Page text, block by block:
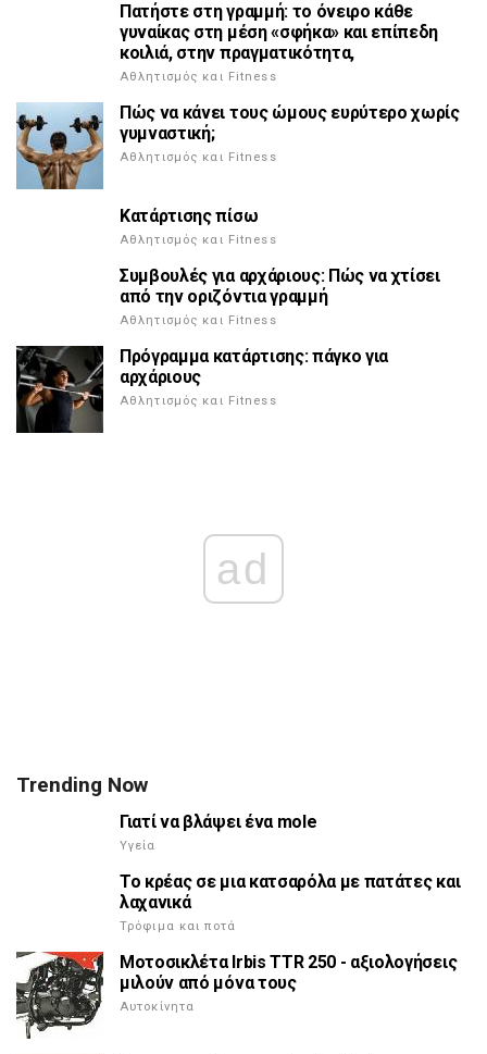
Πατήστε στη γραμμή: το όνειρο κάθε
γυναίκας στη μέση «σφήκα» και επίπεδη
κοιλιά, στην πραγματικότητα,
Αθλητισμός και Fitness
Πώς να κάνει τους ώμους ευρύτερο χωρίς
γυμναστική;
Αθλητισμός και Fitness
Κατάρτισης πίσω
Αθλητισμός και Fitness
Συμβουλές για αρχάριους: Πώς να χτίσει
από την οριζόντια γραμμή
Αθλητισμός και Fitness
Πρόγραμμα κατάρτισης: πάγκο για
αρχάριους
Αθλητισμός και Fitness
ad
Trending Now
Γιατί να βλάψει ένα mole
Υγεία
Το κρέας σε μια κατσαρόλα με πατάτες και
λαχανικά
Τρόφιμα και ποτά
Μοτοσικλέτα Irbis TTR 250 - αξιολογήσεις
μιλούν από μόνα τους
Αυτοκίνητα